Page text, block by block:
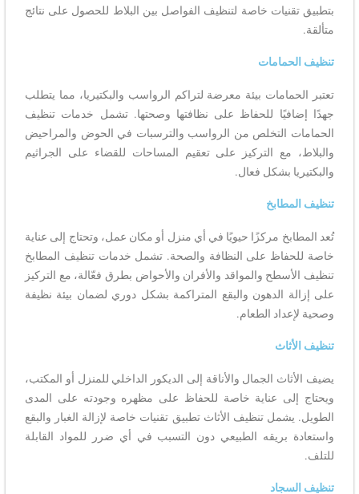
بتطبيق تقنيات خاصة لتنظيف الفواصل بين البلاط للحصول على نتائج
متألقة.
تنظيف الحمامات
تعتبر الحمامات بيئة معرضة لتراكم الرواسب والبكتيريا، مما يتطلب
جهدًا إضافيًا للحفاظ على نظافتها وصحتها. تشمل خدمات تنظيف
الحمامات التخلص من الرواسب والترسبات في الحوض والمراحيض
والبلاط، مع التركيز على تعقيم المساحات للقضاء على الجراثيم
والبكتيريا بشكل فعال.
تنظيف المطابخ
تُعد المطابخ مركزًا حيويًا في أي منزل أو مكان عمل، وتحتاج إلى عناية
خاصة للحفاظ على النظافة والصحة. تشمل خدمات تنظيف المطابخ
تنظيف الأسطح والمواقد والأفران والأحواض بطرق فعّالة، مع التركيز
على إزالة الدهون والبقع المتراكمة بشكل دوري لضمان بيئة نظيفة
وصحية لإعداد الطعام.
تنظيف الأثاث
يضيف الأثاث الجمال والأناقة إلى الديكور الداخلي للمنزل أو المكتب،
ويحتاج إلى عناية خاصة للحفاظ على مظهره وجودته على المدى
الطويل. يشمل تنظيف الأثاث تطبيق تقنيات خاصة لإزالة الغبار والبقع
واستعادة بريقه الطبيعي دون التسبب في أي ضرر للمواد القابلة
للتلف.
تنظيف السجاد